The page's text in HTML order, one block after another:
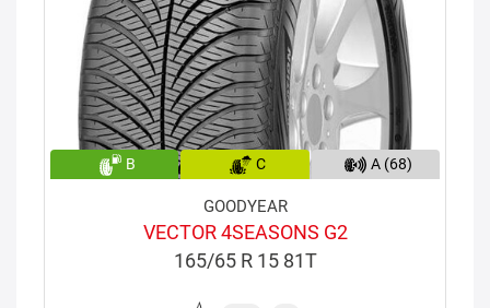
B C A (68)
GOODYEAR
VECTOR 4SEASONS G2
165/65 R 15 81T